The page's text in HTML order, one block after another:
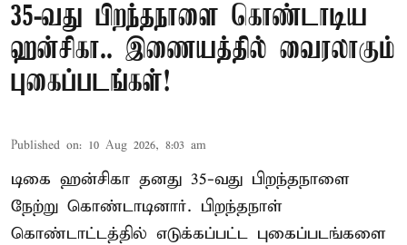
35-வது பிறந்தநாளை கொண்டாடிய
ஹன்சிகா.. இணையத்தில் வைரலாகும்
புகைப்படங்கள்!
Published on: 10 Aug 2026, 8:03 am
டிகை ஹன்சிகா தனது 35-வது பிறந்தநாளை
நேற்று கொண்டாடினார். பிறந்தநாள்
கொண்டாட்டத்தில் எடுக்கப்பட்ட புகைப்படங்களை